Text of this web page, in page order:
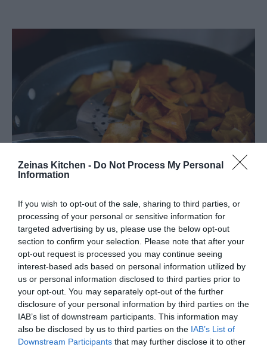
Zeinas Kitchen - Do Not Process My Personal
Information
If you wish to opt-out of the sale, sharing to third parties, or
processing of your personal or sensitive information for
targeted advertising by us, please use the below opt-out
section to confirm your selection. Please note that after your
opt-out request is processed you may continue seeing
interest-based ads based on personal information utilized by
us or personal information disclosed to third parties prior to
your opt-out. You may separately opt-out of the further
disclosure of your personal information by third parties on the
IAB’s list of downstream participants. This information may
also be disclosed by us to third parties on the IAB’s List of
Downstream Participants that may further disclose it to other